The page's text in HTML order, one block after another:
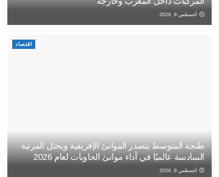
أغسطس 9, 2026
اقتصاد
طنجة المتوسط يتصدر الموانئ الإفريقية ويحتل المرتبة
السادسة عالميًا في أداء موانئ الحاويات لعام 2026
أغسطس 9, 2026